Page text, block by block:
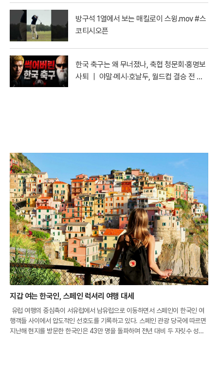
방구석 1열에서 보는 매킬로이 스윙.mov #스
코티시오픈
한국 축구는 왜 무너졌나, 축협 청문회·홍명보
사퇴 ｜ 야말·메시·호날두, 월드컵 결승 전 마
지갑 여는 한국인, 스페인 럭셔리 여행 대세
유럽 여행의 중심축이 서유럽에서 남유럽으로 이동하면서 스페인이 한국인 여
행객들 사이에서 압도적인 선호도를 기록하고 있다. 스페인 관광 당국에 따르면
지난해 현지를 방문한 한국인은 43만 명을 돌파하며 전년 대비 두 자릿수 성장